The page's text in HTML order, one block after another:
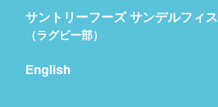
サントリーフーズ サンデルフィス
（ラグビー部）
English